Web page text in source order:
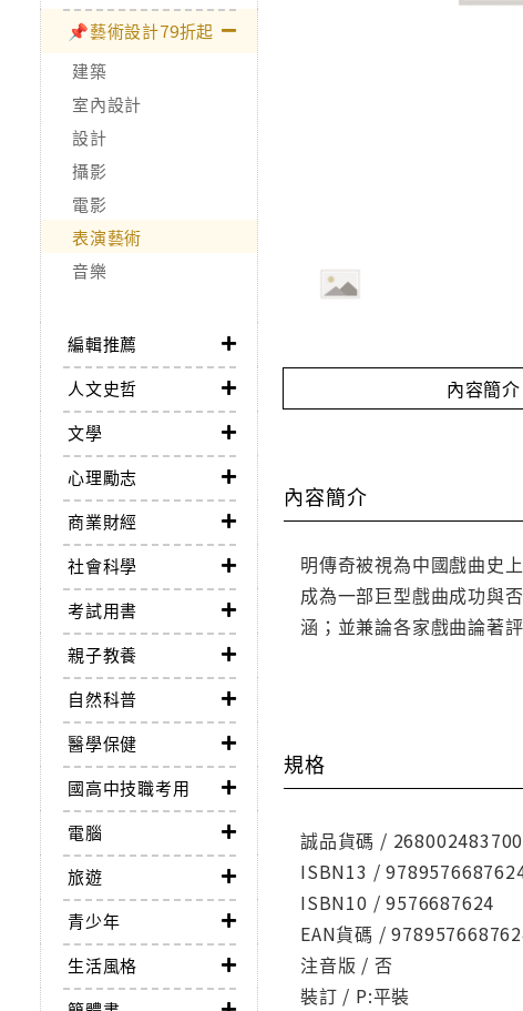
📌藝術設計79折起
建築
室內設計
設計
攝影
電影
表演藝術
音樂
編輯推薦
人文史哲
文學
心理勵志
商業財經
社會科學
考試用書
親子教養
自然科普
醫學保健
國高中技職考用
電腦
旅遊
青少年
生活風格
內容簡介
內容簡介
明傳奇被視為中國戲曲史
成為一部巨型戲曲成功與
涵；並兼論各家戲曲論著
規格
誠品貨碼 /
ISBN13 /
ISBN10 / 9576687624
EAN貨碼 /
注音版 / 否
裝訂 / P:平裝